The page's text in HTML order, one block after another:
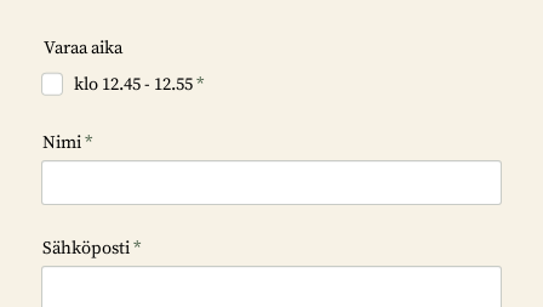
Varaa aika
klo 12.45 - 12.55*
Nimi*
Sähköposti*